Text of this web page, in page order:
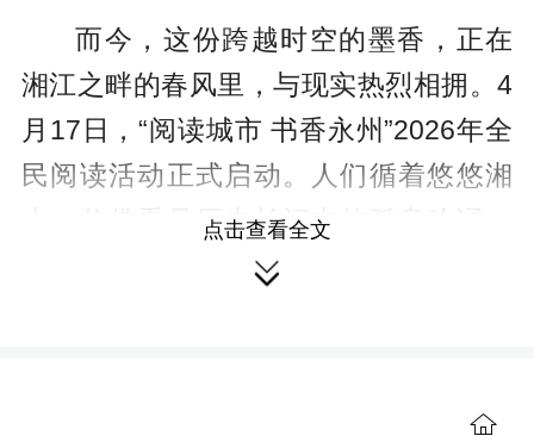
而今，这份跨越时空的墨香，正在
湘江之畔的春风里，与现实热烈相拥。4
月17日，“阅读城市 书香永州”2026年全
民阅读活动正式启动。人们循着悠悠湘
水，仿佛看见历史长河中的孤舟吟诵，
正汇入新时代千人共读、万人开卷的壮
点击查看全文
